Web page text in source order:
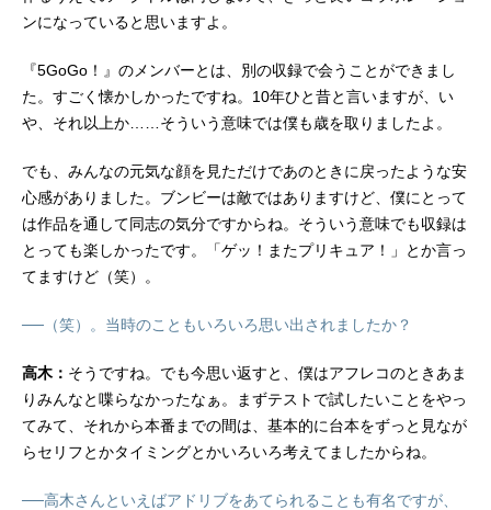
ンになっていると思いますよ。
『5GoGo！』のメンバーとは、別の収録で会うことができまし
た。すごく懐かしかったですね。10年ひと昔と言いますが、い
や、それ以上か……そういう意味では僕も歳を取りましたよ。
でも、みんなの元気な顔を見ただけであのときに戻ったような安
心感がありました。ブンビーは敵ではありますけど、僕にとって
は作品を通して同志の気分ですからね。そういう意味でも収録は
とっても楽しかったです。「ゲッ！またプリキュア！」とか言っ
てますけど（笑）。
──（笑）。当時のこともいろいろ思い出されましたか？
高木： そうですね。でも今思い返すと、僕はアフレコのときあま
りみんなと喋らなかったなぁ。まずテストで試したいことをやっ
てみて、それから本番までの間は、基本的に台本をずっと見なが
らセリフとかタイミングとかいろいろ考えてましたからね。
──高木さんといえばアドリブをあてられることも有名ですが、